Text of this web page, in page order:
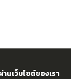
เว็บไซต์ของเรา